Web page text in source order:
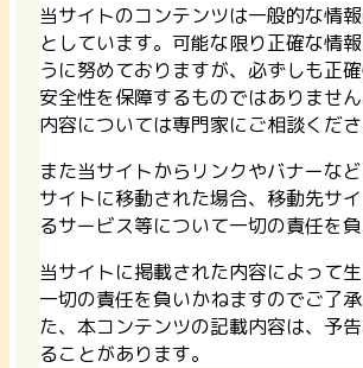
当サイトのコンテンツは一般的な情
としています。可能な限り正確な情
うに努めておりますが、必ずしも正
安全性を保障するものではありませ
内容については専門家にご相談くださ
また当サイトからリンクやバナーな
サイトに移動された場合、移動先サ
るサービス等について一切の責任を負
当サイトに掲載された内容によって
一切の責任を負いかねますのでご了
た、本コンテンツの記載内容は、予
ることがあります。